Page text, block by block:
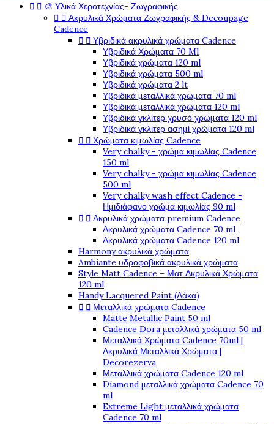
  🎨 Υλικά Χεροτεχνίας- Ζωγραφικής
  Ακρυλικά Χρώματα Ζωγραφικής & Decoupage
Cadence
  Υβριδικά ακρυλικά χρώματα Cadence
Υβριδικά Χρώματα 70 Ml
Υβριδικά χρώματα 120 ml
Υβριδικά χρώματα 500 ml
Υβριδικά χρώματα 2 lt
Υβριδικά μεταλλικά χρώματα 70 ml
Υβριδικά μεταλλικά χρώματα 120 ml
Υβριδικά γκλίτερ χρυσό χρώματα 120 ml
Υβριδικά γκλίτερ ασημί χρώματα 120 ml
  Χρώματα κιμωλίας Cadence
Very chalky - χρώμα κιμωλίας Cadence
150 ml
Very chalky - χρώμα κιμωλίας Cadence
500 ml
Very chalky wash effect Cadence -
Ημιδιάφανο χρώμα κιμωλίας 90 ml
  Ακρυλικά χρώματα premium Cadence
Ακρυλικά χρώματα Cadence 70 ml
Ακρυλικά χρώματα Cadence 120 ml
Harmony ακρυλικά χρώματα
Ambiante υδροφοβικά ακρυλικά χρώματα
Style Matt Cadence – Ματ Ακρυλικά Χρώματα
120 ml
Handy Lacquered Paint (Λάκα)
  Μεταλλικά χρώματα Cadence
Matte Metallic Paint 50 ml
Cadence Dora μεταλλικά χρώματα 50 ml
Μεταλλικά Χρώματα Cadence 70ml |
Ακρυλικά Μεταλλικά Χρώματα |
Decorezerva
Μεταλλικά χρώματα Cadence 120 ml
Diamond μεταλλικά χρώματα Cadence 70
ml
Extreme Light μεταλλικά χρώματα
Cadence 70 ml